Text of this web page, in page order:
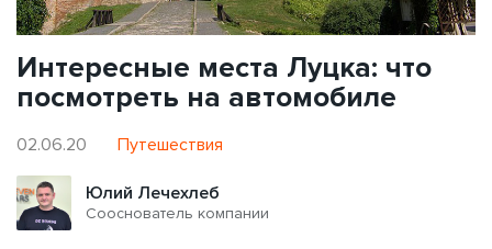
Интересные места Луцка: что
посмотреть на автомобиле
02.06.20 Путешествия
Юлий Лечехлеб
Сооснователь компании